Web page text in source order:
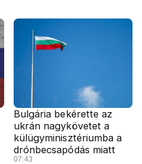
Bulgária bekérette az
ukrán nagykövetet a
külügyminisztériumba a
drónbecsapódás miatt
07:43